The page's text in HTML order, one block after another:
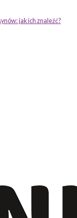
jak ich znaleźć?